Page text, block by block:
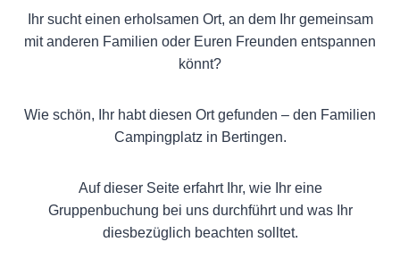
Ihr sucht einen erholsamen Ort, an dem Ihr gemeinsam
mit anderen Familien oder Euren Freunden entspannen
könnt?
Wie schön, Ihr habt diesen Ort gefunden – den Familien
Campingplatz in Bertingen.
Auf dieser Seite erfahrt Ihr, wie Ihr eine
Gruppenbuchung bei uns durchführt und was Ihr
diesbezüglich beachten solltet.